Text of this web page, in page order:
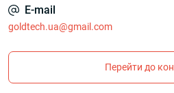
E-mail
goldtech.ua@gmail.com
Перейти до